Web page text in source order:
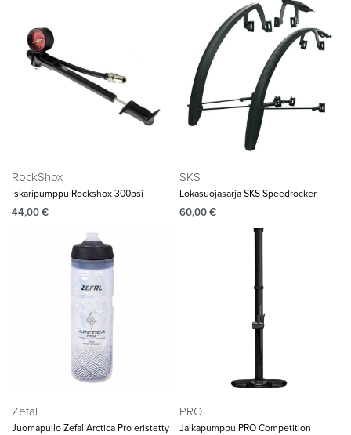
RockShox
Iskaripumppu Rockshox 300psi
44,00€
SKS
Lokasuojasarja SKS Speedrocker
60,00€
Zefal
Juomapullo Zefal Arctica Pro eristetty
PRO
Jalkapumppu PRO Competition